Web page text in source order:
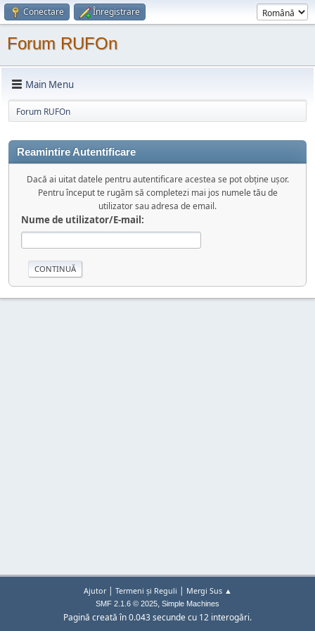
Conectare Înregistrare
Forum RUFOn
Main Menu
Forum RUFOn
Reamintire Autentificare
Dacă ai uitat datele pentru autentificare acestea se pot obține ușor.
Pentru început te rugăm să completezi mai jos numele tău de
utilizator sau adresa de email.
Nume de utilizator/E-mail:
Ajutor| Termeni și Reguli | Mergi Sus ▲
SMF 2.1.6 © 2025, Simple Machines
Pagină creată în 0.043 secunde cu 12 interogări.